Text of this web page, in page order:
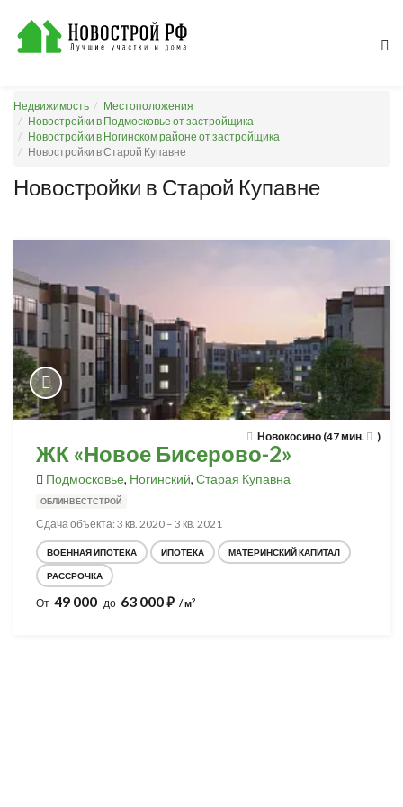
Недвижимость
Местоположения
Новостройки в Подмосковье от застройщика
Новостройки в Ногинском районе от застройщика
Новостройки в Старой Купавне
Новостройки в Старой Купавне
Новокосино (47 мин. )
ЖК «Новое Бисерово-2»
Подмосковье, Ногинский, Старая Купавна
ОБЛИНВЕСТСТРОЙ
Сдача объекта: 3 кв. 2020 – 3 кв. 2021
ВОЕННАЯ ИПОТЕКА ИПОТЕКА МАТЕРИНСКИЙ КАПИТАЛ
РАССРОЧКА
От 49 000 до 63 000⃏ / м2